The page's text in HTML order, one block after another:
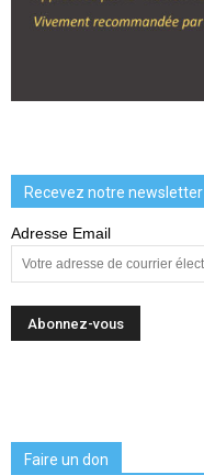
Recevez notre newsletter
Adresse Email
Faire un don